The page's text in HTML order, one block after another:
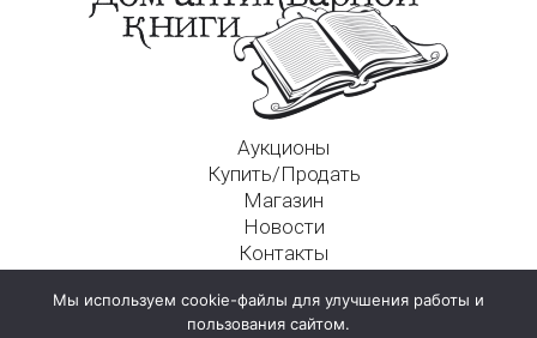
Аукционы
Купить/Продать
Магазин
Новости
Контакты
125009, г. Москва, Никитский пер., д. 4а, стр. 1
Мы используем cookie-файлы для улучшения работы и
пользования сайтом.